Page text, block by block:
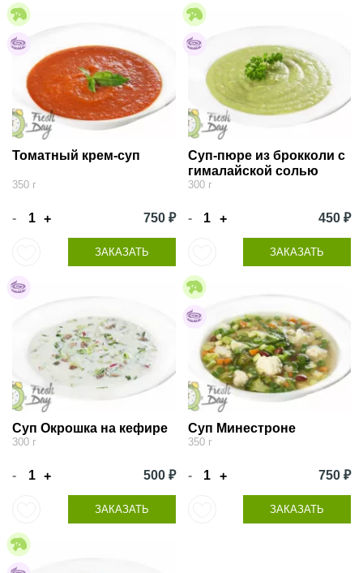
Томатный крем-суп
350 г
- + 750 ₽
ЗАКАЗАТЬ
Суп-пюре из брокколи с
гималайской солью
300 г
- + 450 ₽
ЗАКАЗАТЬ
Суп Окрошка на кефире
300 г
- + 500 ₽
ЗАКАЗАТЬ
Суп Минестроне
350 г
- + 750 ₽
ЗАКАЗАТЬ